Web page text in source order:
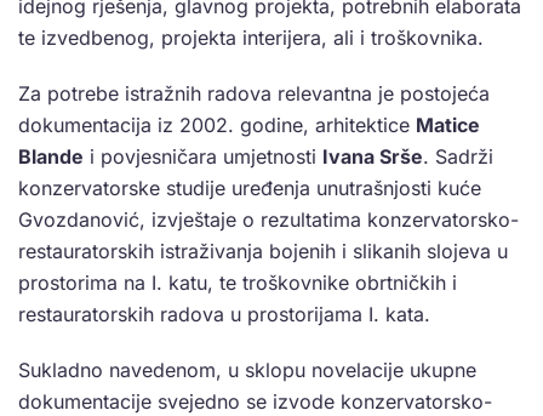
idejnog rješenja, glavnog projekta, potrebnih elaborata
te izvedbenog, projekta interijera, ali i troškovnika.
Za potrebe istražnih radova relevantna je postojeća
dokumentacija iz 2002. godine, arhitektice Matice
Blande i povjesničara umjetnosti Ivana Srše. Sadrži
konzervatorske studije uređenja unutrašnjosti kuće
Gvozdanović, izvještaje o rezultatima konzervatorsko-
restauratorskih istraživanja bojenih i slikanih slojeva u
prostorima na I. katu, te troškovnike obrtničkih i
restauratorskih radova u prostorijama I. kata.
Sukladno navedenom, u sklopu novelacije ukupne
dokumentacije svejedno se izvode konzervatorsko-